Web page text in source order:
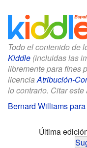
Todo el contenido de
Kiddle (incluidas las
libremente para fines
licenciaAtribución-
lo contrario. Citar este
Bernard Williams
Última